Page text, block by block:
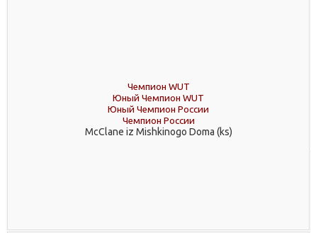
Чемпион WUT
Юный Чемпион WUT
Юный Чемпион России
Чемпион России
McClane iz Mishkinogo Doma (ks)